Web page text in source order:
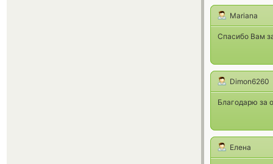
Mariana
Спасибо Вам
Dimon6260
Благодарю за
Елена